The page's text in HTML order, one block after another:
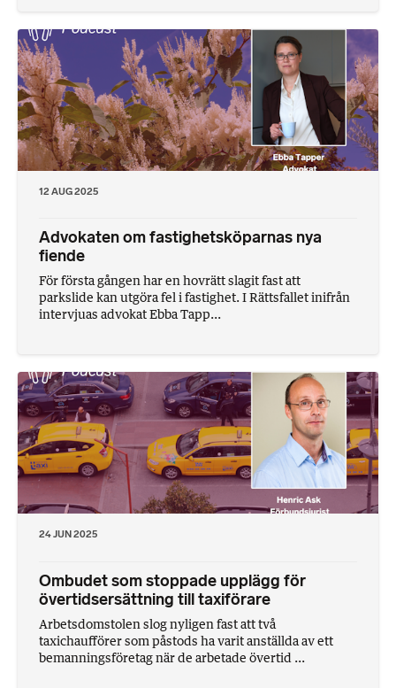
12 AUG 2025
Advokaten om fastighetsköparnas nya
fiende
För första gången har en hovrätt slagit fast att
parkslide kan utgöra fel i fastighet. I Rättsfallet inifrån
intervjuas advokat Ebba Tapp...
24 JUN 2025
Ombudet som stoppade upplägg för
övertidsersättning till taxiförare
Arbetsdomstolen slog nyligen fast att två
taxichaufförer som påstods ha varit anställda av ett
bemanningsföretag när de arbetade övertid ...